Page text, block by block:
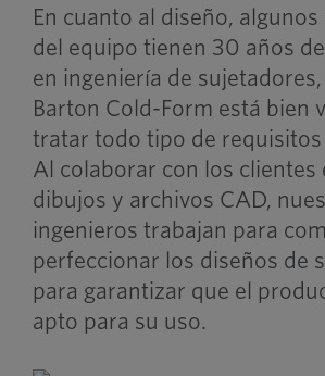
En cuanto al diseño,
del equipo tienen 30 años
en ingeniería de
Barton Cold-Form está bien
tratar todo tipo de requisitos
Al colaborar con los clientes
dibujos y archivos CAD,
ingenieros trabajan para
perfeccionar los diseños de
para garantizar que el
apto para su uso.